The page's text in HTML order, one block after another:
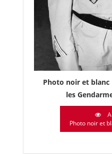
Photo noir et blanc
les
Photo noir et